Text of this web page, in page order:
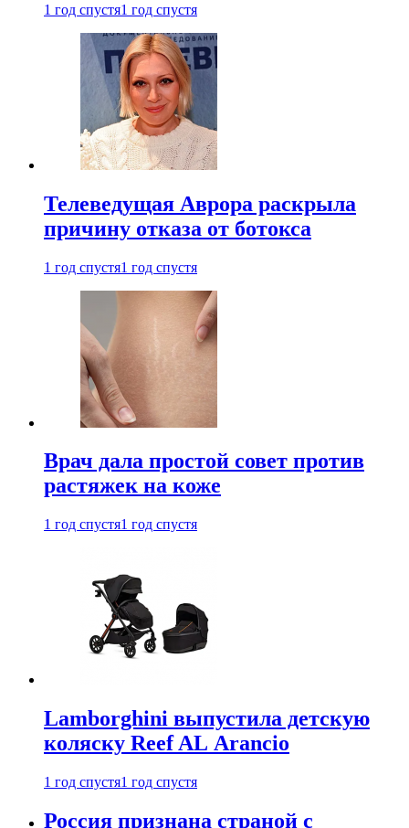
1 год спустя1 год спустя
Телеведущая Аврора раскрыла
причину отказа от ботокса
1 год спустя1 год спустя
Врач дала простой совет против
растяжек на коже
1 год спустя1 год спустя
Lamborghini выпустила детскую
коляску Reef AL Arancio
1 год спустя1 год спустя
Россия признана страной с